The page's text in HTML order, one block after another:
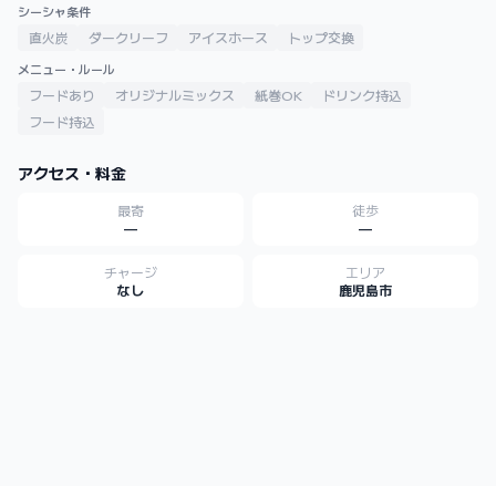
シーシャ条件
直火炭 ダークリーフ アイスホース トップ交換
メニュー・ルール
フードあり オリジナルミックス 紙巻OK
ドリンク持込
フード持込
アクセス・料金
最寄
—
徒歩
—
チャージ
なし
エリア
鹿児島市